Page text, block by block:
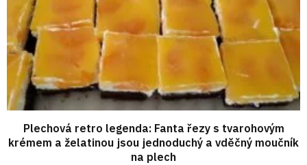
Plechová retro legenda: Fanta řezy s tvarohovým
krémem a želatinou jsou jednoduchý a vděčný moučník
na plech